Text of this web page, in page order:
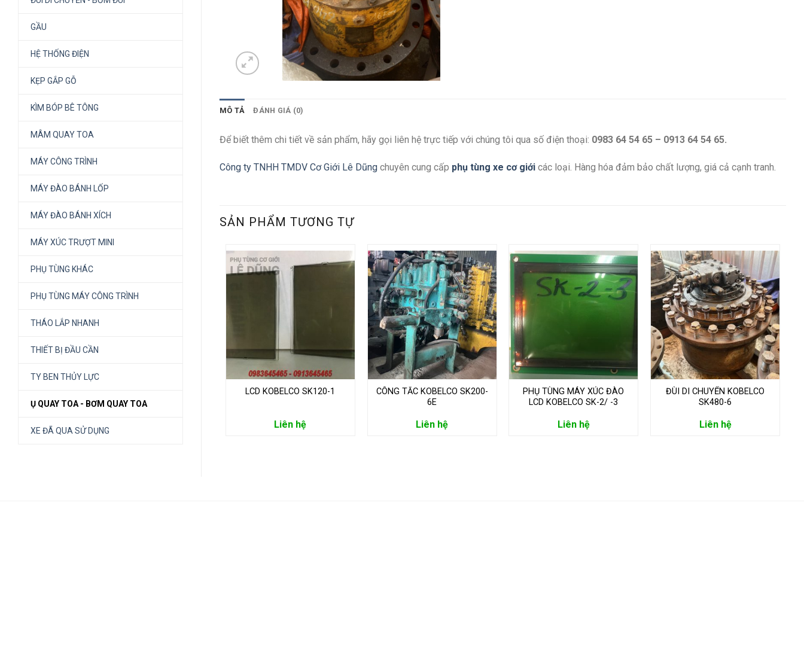
GẦU
HỆ THỐNG ĐIỆN
KẸP GẮP GỖ
KÌM BÓP BÊ TÔNG
MÂM QUAY TOA
MÁY CÔNG TRÌNH
MÁY ĐÀO BÁNH LỐP
MÁY ĐÀO BÁNH XÍCH
MÁY XÚC TRƯỢT MINI
PHỤ TÙNG KHÁC
PHỤ TÙNG MÁY CÔNG TRÌNH
THÁO LẮP NHANH
THIẾT BỊ ĐẦU CẦN
TY BEN THỦY LỰC
Ụ QUAY TOA - BƠM QUAY TOA
XE ĐÃ QUA SỬ DỤNG
MÔ TẢ ĐÁNH GIÁ (0)
Để biết thêm chi tiết về sản phẩm, hãy gọi liên hệ trực tiếp với chúng tôi qua số điện thoại: 0983 64 54 65 – 0913 64 54 65.
Công ty TNHH TMDV Cơ Giới Lê Dũng chuyên cung cấp phụ tùng xe cơ giới các loại. Hàng hóa đảm bảo chất lượng, giá cả cạnh tranh.
SẢN PHẨM TƯƠNG TỰ
LCD KOBELCO SK120-1
Liên hệ
CÔNG TẮC KOBELCO SK200-
6E
Liên hệ
PHỤ TÙNG MÁY XÚC ĐÀO
LCD KOBELCO SK-2/ -3
Liên hệ
ĐÙI DI CHUYỂN KOBELCO
SK480-6
Liên hệ